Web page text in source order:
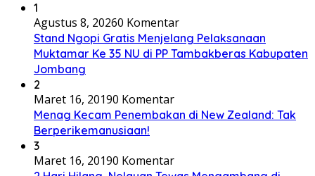
1
Agustus 8, 20260 Komentar
Stand Ngopi Gratis Menjelang Pelaksanaan
Muktamar Ke 35 NU di PP Tambakberas Kabupaten
Jombang
2
Maret 16, 20190 Komentar
Menag Kecam Penembakan di New Zealand: Tak
Berperikemanusiaan!
3
Maret 16, 20190 Komentar